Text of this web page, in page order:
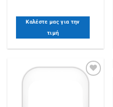
Καλέστε μας για την
τιμή